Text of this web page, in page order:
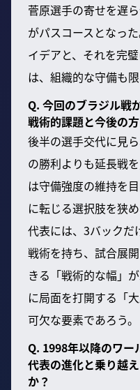
菅原選手の寄せを遅
がパスコースとなっ
イデアと、それを完
は、組織的な守備も
Q. 今回のブラジル戦
戦術的課題と今後の
後半の選手交代に見
の勝利よりも延長戦
は守備強度の維持を
に転じる選択肢を狭
代表には、3バックだ
戦術を持ち、試合展
きる「戦術的な幅」
に局面を打開する「
可欠な要素であろう。
Q. 1998年以降のワー
代表の進化と乗り越
か？